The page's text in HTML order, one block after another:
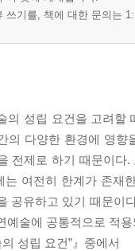
쓰기를, 책에 대한 문의는
의 성립 요건을 고려할
의 다양한 환경에 영
전제로 하기 때문이
는 여전히 한계가 존재
공유하고 있기 때문이
예술에 공통적으로 적
성립 요건”』중에서